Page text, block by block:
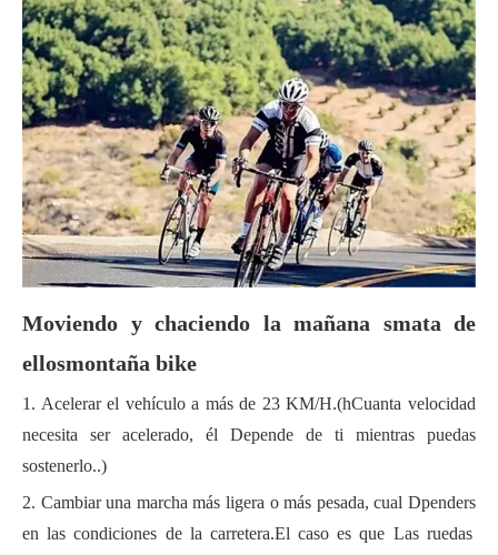
Moviendo y chaciendo la mañana smata de
ellosmontaña bike
1. Acelerar el vehículoa más de 23 KM/H.(hCuanta velocidad
necesita ser acelerado, él Depende de ti mientras puedas
sostenerlo..)
2. Cambiar una marcha más ligera o más pesada, cual Dpenders
en las condiciones de la carretera.El caso es que Las ruedas